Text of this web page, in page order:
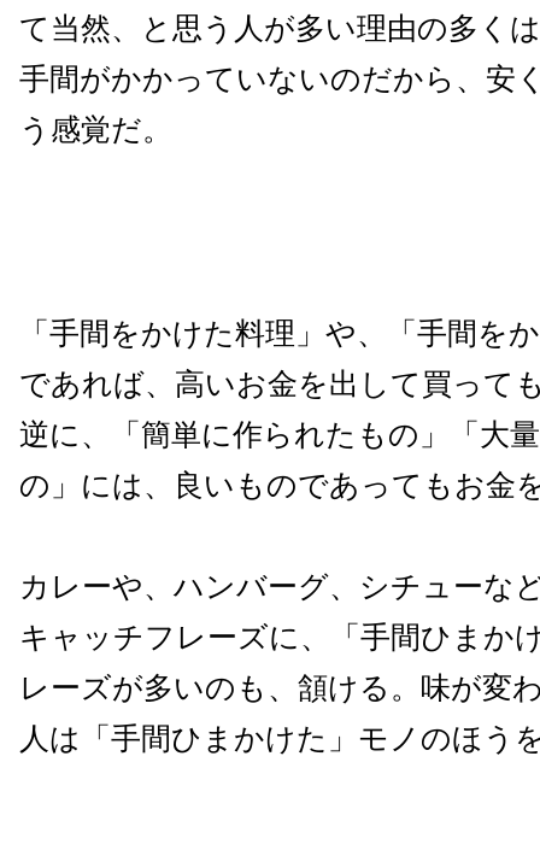
て当然、と思う人が多い理由の多く
手間がかかっていないのだから、安
う感覚だ。
「手間をかけた料理」や、「手間を
であれば、高いお金を出して買って
逆に、「簡単に作られたもの」「大
の」には、良いものであってもお金
カレーや、ハンバーグ、シチューな
キャッチフレーズに、「手間ひまか
レーズが多いのも、頷ける。味が変
人は「手間ひまかけた」モノのほう